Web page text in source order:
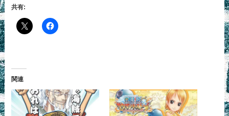
共有:
関連